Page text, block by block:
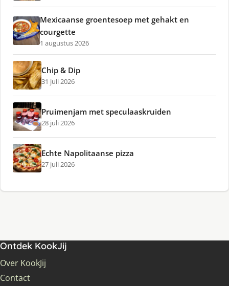
Mexicaanse groentesoep met gehakt en
courgette
1 augustus 2026
Chip & Dip
31 juli 2026
Pruimenjam met speculaaskruiden
28 juli 2026
Echte Napolitaanse pizza
27 juli 2026
Ontdek KookJij
Over KookJij
Contact